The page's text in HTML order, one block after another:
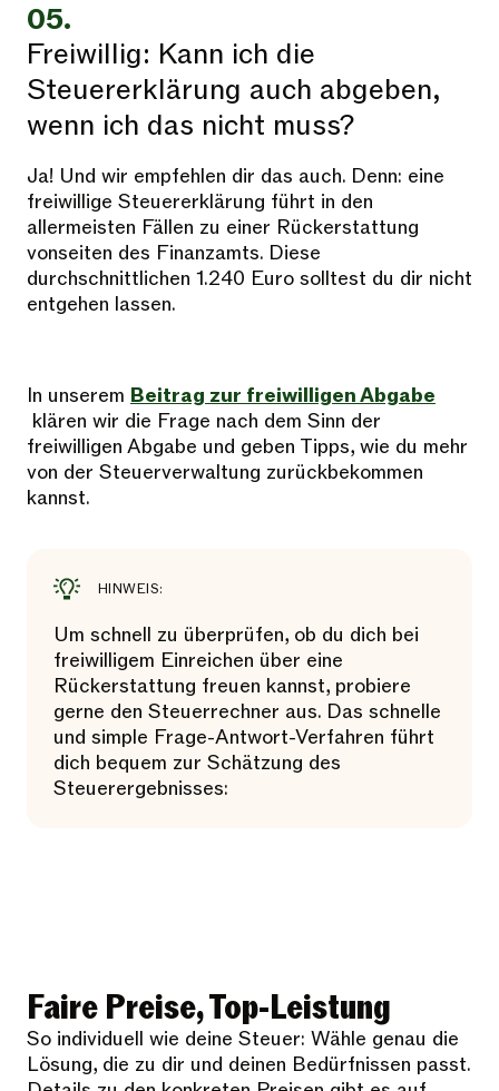
05.
Freiwillig: Kann ich die
Steuererklärung auch abgeben,
wenn ich das nicht muss?
Ja! Und wir empfehlen dir das auch. Denn: eine
freiwillige Steuererklärung führt in den
allermeisten Fällen zu einer Rückerstattung
vonseiten des Finanzamts. Diese
durchschnittlichen 1.240 Euro solltest du dir nicht
entgehen lassen.
In unserem Beitrag zur freiwilligen Abgabe
klären wir die Frage nach dem Sinn der
freiwilligen Abgabe und geben Tipps, wie du mehr
von der Steuerverwaltung zurückbekommen
kannst.
HINWEIS:
Um schnell zu überprüfen, ob du dich bei
freiwilligem Einreichen über eine
Rückerstattung freuen kannst, probiere
gerne den Steuerrechner aus. Das schnelle
und simple Frage-Antwort-Verfahren führt
dich bequem zur Schätzung des
Steuerergebnisses:
Faire Preise, Top-Leistung
So individuell wie deine Steuer: Wähle genau die
Lösung, die zu dir und deinen Bedürfnissen passt.